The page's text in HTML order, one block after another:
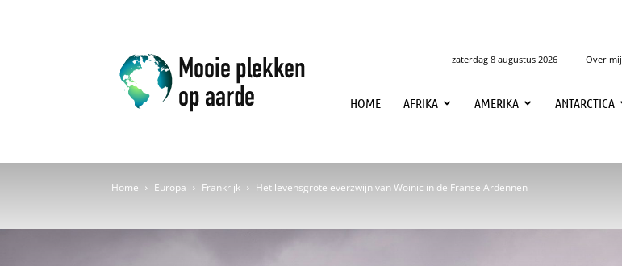
Mooie
plekken
op
aarde
zaterdag 8 augustus 2026 Over mij
HOME AFRIKA AMERIKA ANTARCTICA
Home Europa Frankrijk Het levensgrote everzwijn van Woinic in de Franse Ardennen